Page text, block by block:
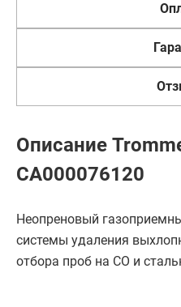
Описание
CA000076120
Неопреновый
системы удаления
отбора проб на СO и